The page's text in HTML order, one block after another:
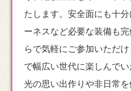
たします。安全面にも十
ーネスなど必要な装備も
らで気軽にご参加いただ
で幅広い世代に楽しんで
光の思い出作りや非日常